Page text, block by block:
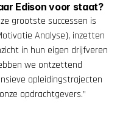
Edison voor staat?
grootste successen is
Analyse), inzetten
in hun eigen drijfveren
we ontzettend
opleidingstrajecten
opdrachtgevers.”